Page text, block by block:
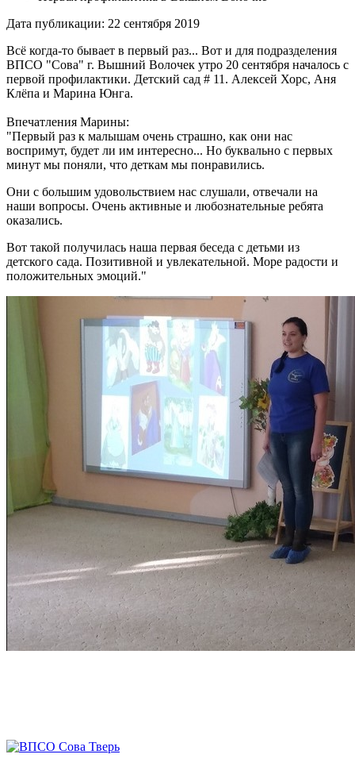
Дата публикации: 22 сентября 2019
Всё когда-то бывает в первый раз... Вот и для подразделения
ВПСО "Сова" г. Вышний Волочек утро 20 сентября началось с
первой профилактики. Детский сад # 11. Алексей Хорс, Аня
Клёпа и Марина Юнга.
Впечатления Марины:
"Первый раз к малышам очень страшно, как они нас
воспримут, будет ли им интересно... Но буквально с первых
минут мы поняли, что деткам мы понравились.
Они с большим удовольствием нас слушали, отвечали на
наши вопросы. Очень активные и любознательные ребята
оказались.
Вот такой получилась наша первая беседа с детьми из
детского сада. Позитивной и увлекательной. Море радости и
положительных эмоций."